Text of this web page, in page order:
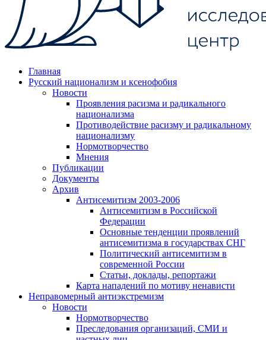
Главная
Русский национализм и ксенофобия
Новости
Проявления расизма и радикального
национализма
Противодействие расизму и радикальному
национализму
Нормотворчество
Мнения
Публикации
Документы
Архив
Антисемитизм 2003-2006
Антисемитизм в Российской
Федерации
Основные тенденции проявлений
антисемитизма в государствах СНГ
Политический антисемитизм в
современной России
Статьи, доклады, репортажи
Карта нападений по мотиву ненависти
Неправомерный антиэкстремизм
Новости
Нормотворчество
Преследования организаций, СМИ и